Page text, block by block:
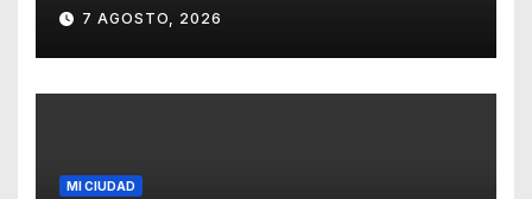
7 AGOSTO, 2026
MI CIUDAD